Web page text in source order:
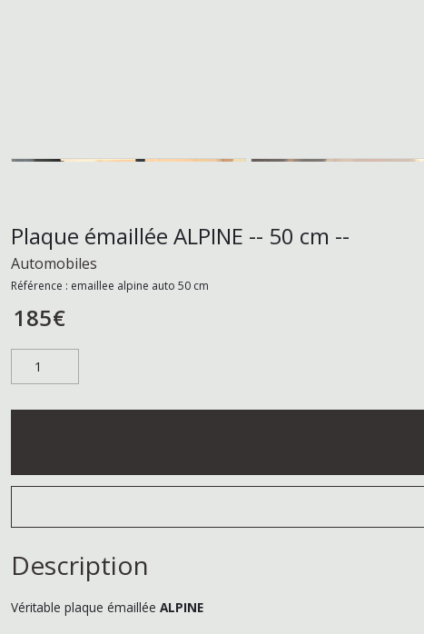
Plaque émaillée ALPINE -- 50 cm --
Automobiles
Référence : emaillee alpine auto 50 cm
185€
Description
Véritable plaque émaillée ALPINE